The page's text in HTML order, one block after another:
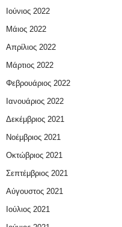
Ιούνιος 2022
Μάιος 2022
Απρίλιος 2022
Μάρτιος 2022
Φεβρουάριος 2022
Ιανουάριος 2022
Δεκέμβριος 2021
Νοέμβριος 2021
Οκτώβριος 2021
Σεπτέμβριος 2021
Αύγουστος 2021
Ιούλιος 2021